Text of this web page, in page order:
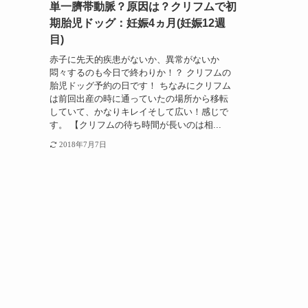
単一臍帯動脈？原因は？クリフムで初
期胎児ドッグ：妊娠4ヵ月(妊娠12週
目)
赤子に先天的疾患がないか、異常がないか
悶々するのも今日で終わりか！？ クリフムの
胎児ドッグ予約の日です！ ちなみにクリフム
は前回出産の時に通っていたの場所から移転
していて、かなりキレイそして広い！感じで
す。 【クリフムの待ち時間が長いのは相...
2018年7月7日